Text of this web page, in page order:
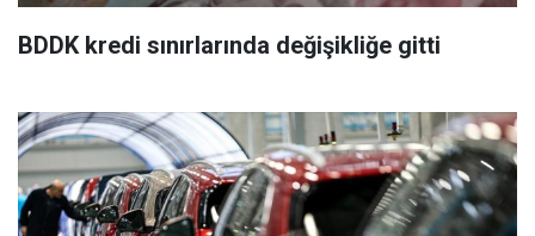
BDDK kredi sınırlarında değişikliğe gitti